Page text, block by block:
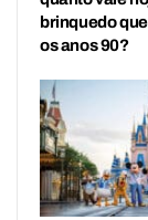
brinquedo
os anos 90?